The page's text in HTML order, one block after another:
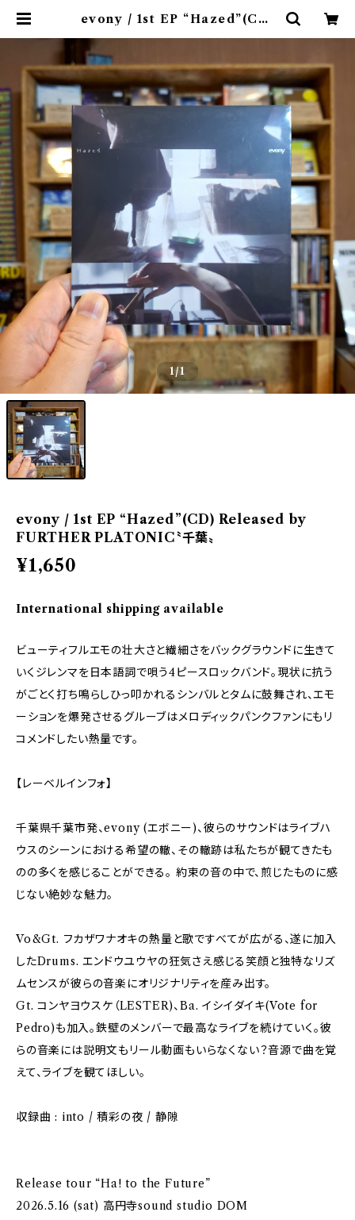
evony / 1st EP “Hazed”(CD)
ONIC〝千葉〟 | 9spices distro
1/1
evony / 1st EP “Hazed”(CD) Released by
FURTHER PLATONIC〝千葉〟
¥1,650
International shipping available
ビューティフルエモの壮大さと繊細さをバックグラウンドに生きて
いくジレンマを日本語詞で唄う4ピースロックバンド。現状に抗う
がごとく打ち鳴らしひっ叩かれるシンバルとタムに鼓舞され、エモ
ーションを爆発させるグルーブはメロディックパンクファンにもリ
コメンドしたい熱量です。
【レーベルインフォ】
千葉県千葉市発、evony (エボニー)、彼らのサウンドはライブハ
ウスのシーンにおける希望の轍、その轍跡は私たちが観てきたも
のの多くを感じることができる。 約束の音の中で、煎じたものに感
じない絶妙な魅力。
Vo&Gt. フカザワナオキの熱量と歌ですべてが広がる、遂に加入
したDrums. エンドウユウヤの狂気さえ感じる笑顔と独特なリズ
ムセンスが彼らの音楽にオリジナリティを産み出す。
Gt. コンヤヨウスケ（LESTER)、Ba. イシイダイキ(Vote for
Pedro)も加入。鉄壁のメンバーで最高なライブを続けていく。彼
らの音楽には説明文もリール動画もいらなくない？音源で曲を覚
えて、ライブを観てほしい。
収録曲 : into / 積彩の夜 / 静隙
Release tour “Ha! to the Future”
2026.5.16 (sat) 高円寺sound studio DOM